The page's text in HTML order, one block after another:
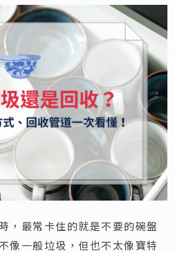
，最常卡住的就是不要的碗盤
像一般垃圾，但也不太像寶特